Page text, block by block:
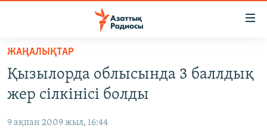
Skip
main
content
to
САЯСАТ
AZATTYQTV
ҚАҢТАР ОҚИҒАСЫ
ЖАҢАЛЫҚТАР
Қызылорда облысында 3 баллдық
жер сілкінісі болды
9 ақпан 2009 жыл, 16:44